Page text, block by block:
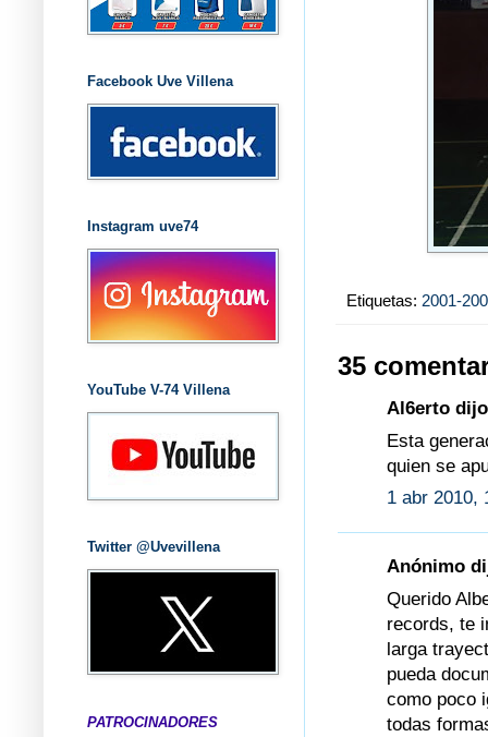
Etiquetas: 2001-
35
Al6erto
Esta
quien se
1 abr 2010,
Anónimo
Querido
records, te
larga
pueda
como poco
todas
Facebook Uve Villena
Instagram uve74
YouTube V-74 Villena
Twitter @Uvevillena
PATROCINADORES